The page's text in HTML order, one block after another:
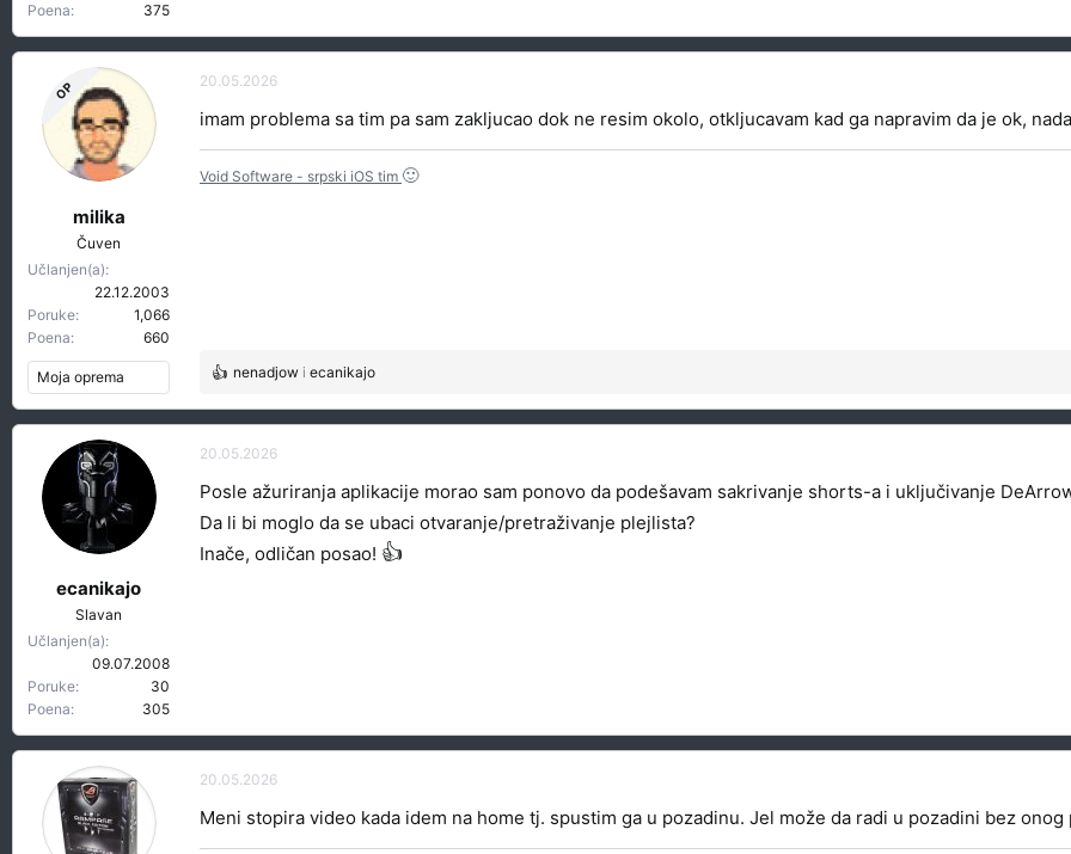
Poena
375
OP
milika
Čuven
Učlanjen(a)
22.12.2003
Poruke
1,066
Poena
660
Moja oprema
20.05.2026
imam problema sa tim pa sam zakljucao dok ne resim okolo, otkljucavam kad ga napravim da je ok,
Void Software - srpski iOS tim 🙂
R
a
g
v
a
j
nenadjow i ecanikajo
ecanikajo
Slavan
Učlanjen(a)
09.07.2008
Poruke
30
Poena
305
20.05.2026
Posle ažuriranja aplikacije morao sam ponovo da podešavam sakrivanje shorts-a i uključivanje
Da li bi moglo da se ubaci otvaranje/pretraživanje plejlista?
Inače, odličan posao! 👍
20.05.2026
Meni stopira video kada idem na home tj. spustim ga u pozadinu. Jel može da radi u pozadini bez